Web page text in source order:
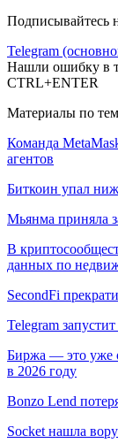
Подписывайтесь
Telegram
Нашли ошибку в
CTRL+ENTER
Материалы по
Команда
агентов
Биткоин упал
Мьянма приняла
В
данных по
SecondFi
Telegram
Биржа — это уже
в 2026 году
Bonzo Lend
Socket нашла